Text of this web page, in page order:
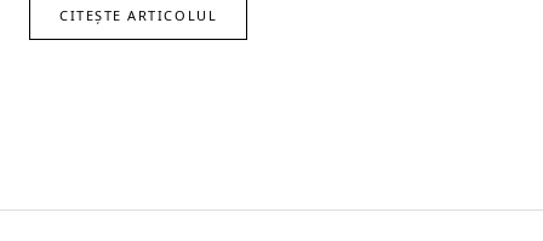
CITEȘTE ARTICOLUL